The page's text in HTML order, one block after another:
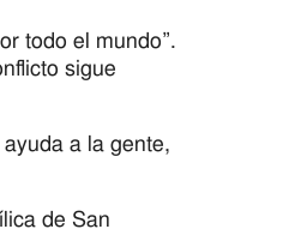
todo el mundo”.
sigue
a la gente,
de San